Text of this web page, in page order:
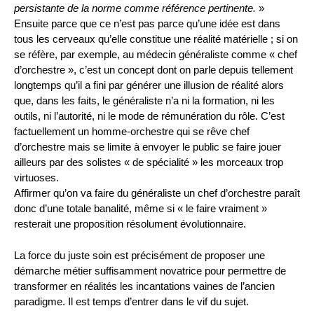
persistante de la norme comme référence pertinente. »
Ensuite parce que ce n’est pas parce qu’une idée est dans
tous les cerveaux qu’elle constitue une réalité matérielle ; si on
se réfère, par exemple, au médecin généraliste comme « chef
d’orchestre », c’est un concept dont on parle depuis tellement
longtemps qu’il a fini par générer une illusion de réalité alors
que, dans les faits, le généraliste n’a ni la formation, ni les
outils, ni l’autorité, ni le mode de rémunération du rôle. C’est
factuellement un homme-orchestre qui se rêve chef
d’orchestre mais se limite à envoyer le public se faire jouer
ailleurs par des solistes « de spécialité » les morceaux trop
virtuoses.
Affirmer qu’on va faire du généraliste un chef d’orchestre paraît
donc d’une totale banalité, même si « le faire vraiment »
resterait une proposition résolument évolutionnaire.
La force du juste soin est précisément de proposer une
démarche métier suffisamment novatrice pour permettre de
transformer en réalités les incantations vaines de l’ancien
paradigme. Il est temps d’entrer dans le vif du sujet.